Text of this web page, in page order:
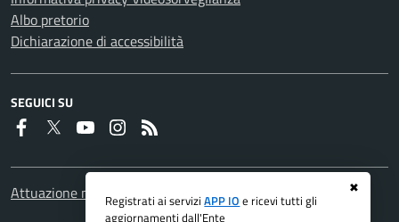
✖
Registrati ai serviziAPP IO e ricevi tutti gli
aggiornamenti dall'Ente
Albo pretorio
Dichiarazione di accessibilità
SEGUICI SU
Faceboook
Twitter YoutubeInstagram
Attuazione misure PNRR